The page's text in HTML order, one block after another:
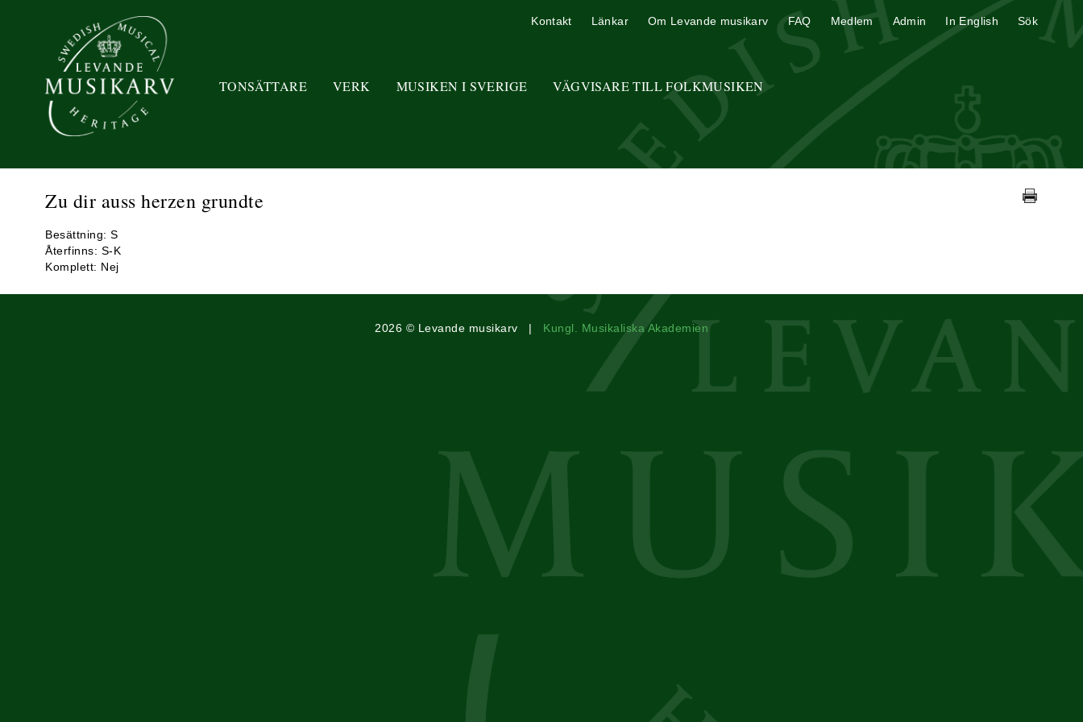
TONSÄTTARE VERK MUSIKEN I SVERIGE VÄGVISARE TILL FOLKMUSIKEN
Kontakt Länkar Om Levande musikarv FAQ Medlem Admin In English Sök
Zu dir auss herzen grundte
Besättning: S
Återfinns: S-K
Komplett: Nej
2026 © Levande musikarv | Kungl. Musikaliska Akademien